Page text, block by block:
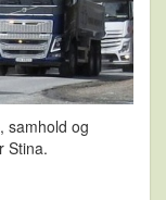
samhold og
Stina.